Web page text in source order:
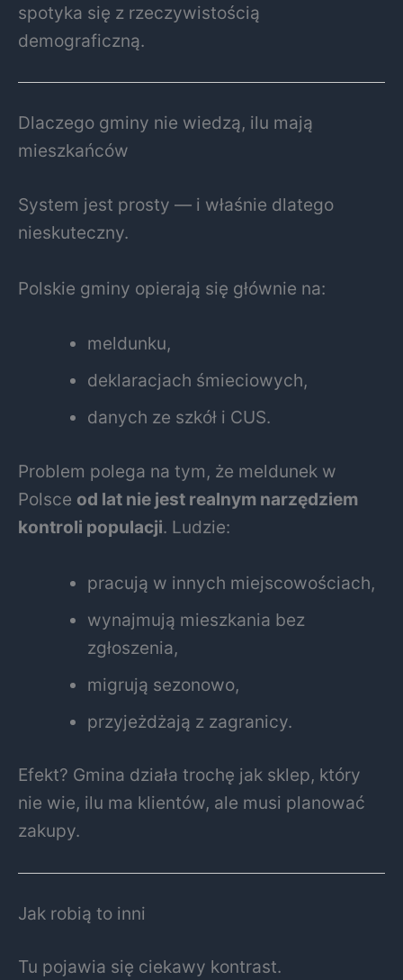
spotyka się z rzeczywistością
demograficzną.
Dlaczego gminy nie wiedzą, ilu mają
mieszkańców
System jest prosty — i właśnie dlatego
nieskuteczny.
Polskie gminy opierają się głównie na:
meldunku,
deklaracjach śmieciowych,
danych ze szkół i CUS.
Problem polega na tym, że meldunek w
Polsce od lat nie jest realnym narzędziem
kontroli populacji. Ludzie:
pracują w innych miejscowościach,
wynajmują mieszkania bez
zgłoszenia,
migrują sezonowo,
przyjeżdżają z zagranicy.
Efekt? Gmina działa trochę jak sklep, który
nie wie, ilu ma klientów, ale musi planować
zakupy.
Jak robią to inni
Tu pojawia się ciekawy kontrast.